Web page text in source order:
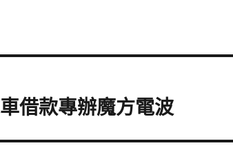
借款專辦魔方電波